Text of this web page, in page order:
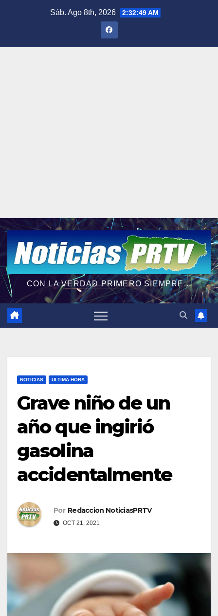
Sáb. Ago 8th, 2026 2:32:50 AM
CON LA VERDAD PRIMERO SIEMPRE...
NOTICIAS ULTIMA HORA
Grave niño de un
año que ingirió
gasolina
accidentalmente
Por Redaccion NoticiasPRTV
OCT 21, 2021